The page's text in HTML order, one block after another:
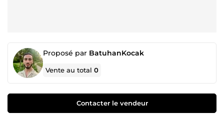
Proposé par BatuhanKocak
Vente au total0
Contacter le vendeur